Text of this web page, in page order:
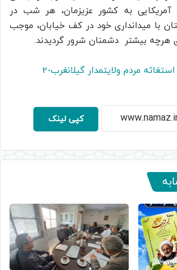
آمریکایی به کشور عزیزمان، هر شب در
با میدانداری خود در کف خیابان، موجب
هرچه بیشتر دشمنان شرور گردیدند.
کپی لینک